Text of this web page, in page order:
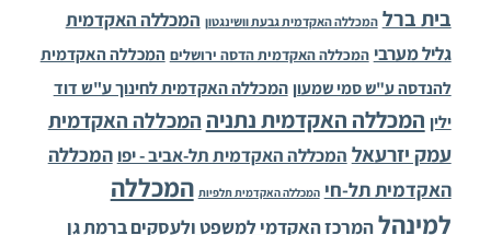
בית ברל המכללה האקדמית גבעת וושינגטון המכללה האקדמית
גליל מערבי המכללה האקדמית הדסה ירושלים המכללה האקדמית
להנדסה ע"ש סמי שמעון המכללה האקדמית לחינוך ע"ש דוד
ילין המכללה האקדמית נתניה המכללה האקדמית
עמק יזרעאל המכללה האקדמית תל-אביב - יפו המכללה
האקדמית תל-חי המכללה האקדמית תלפיות המכללה
למינהלהמרכז האקדמי למשפט ולעסקים ברמת גן